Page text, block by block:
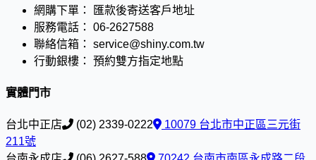
網購下單：
匯款後寄送客戶地址
服務電話： 06-2627588
聯絡信箱： service@shiny.com.tw
行動銀樓： 預約雙方指定地點
實體門市
台北中正店 (02) 2339-0222
10079 台北市中正區三元街
211號